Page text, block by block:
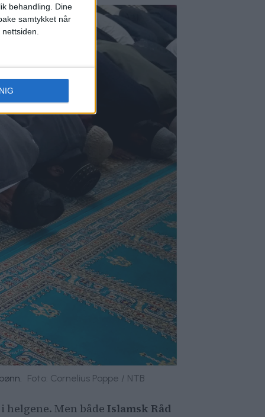
behandling. Dine
samtykket når
Foto: Cornelius Poppe / NTB
helgene. Men bådeIslamsk Råd